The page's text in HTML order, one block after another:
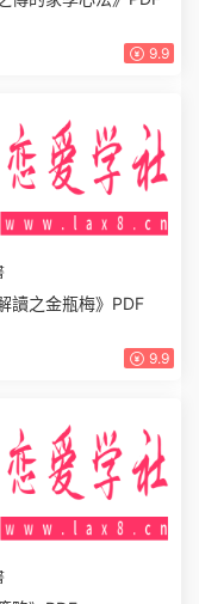
傳的家學心法》PDF
9.9